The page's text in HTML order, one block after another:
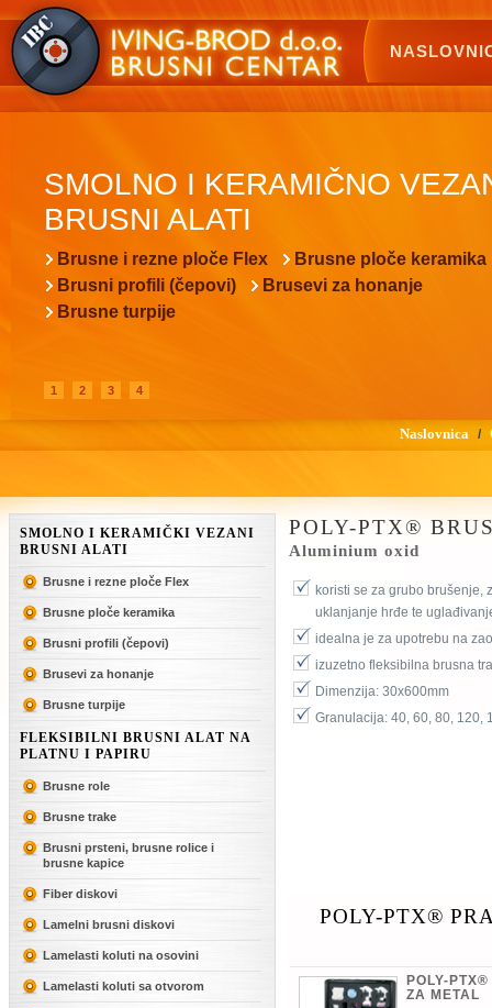
SMOLNO I KERAMIČNO
BRUSNI ALATI
Brusne i rezne ploče Flex
Brusne ploče keramika
Brusni profili (čepovi)
Brusevi za honanje
Brusne turpije
1 2 3 4
SMOLNO I KERAMIČKI VEZANI
BRUSNI ALATI
Brusne i rezne ploče Flex
Brusne ploče keramika
Brusni profili (čepovi)
Brusevi za honanje
Brusne turpije
FLEKSIBILNI BRUSNI ALAT NA
PLATNU I PAPIRU
Brusne role
Brusne trake
Brusni prsteni, brusne rolice i
brusne kapice
Fiber diskovi
Lamelni brusni diskovi
Lamelasti koluti na osovini
Lamelasti koluti sa otvorom
Naslovnica /
POLY-PTX®
Aluminium oxid
koristi se za grubo brušenje,
uklanjanje hrđe te
idealna je za upotrebu na
izuzetno fleksibilna brusna
Dimenzija: 30x600mm
Granulacija: 40, 60, 80, 120,
POLY-PTX®
POLY-
ZA METAL